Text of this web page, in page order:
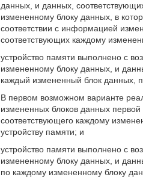
данных, и данных,
измененному блоку данных, в
соответствии с информацией
соответствующих каждому
устройство памяти выполнено с
измененному блоку данных, и
каждый измененный блок данных,
В первом возможном варианте
измененных блоков данных первой
соответствующего каждому
устройству памяти; и
устройство памяти выполнено с
измененному блоку данных, и
по каждому измененному блоку